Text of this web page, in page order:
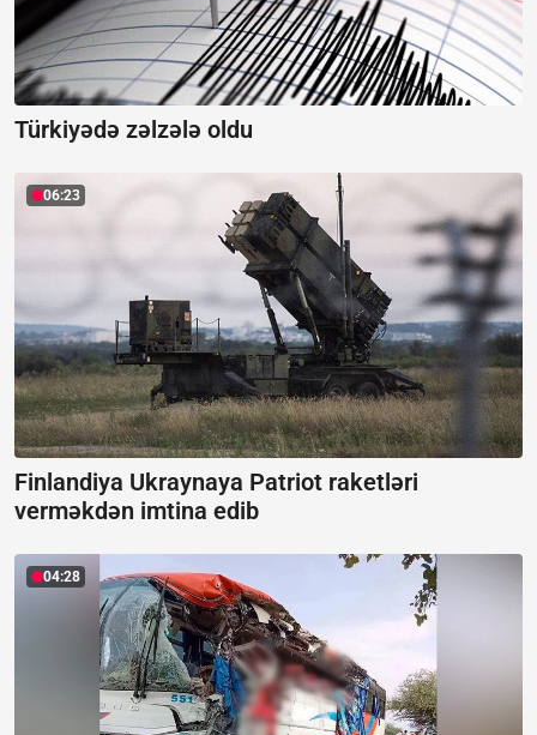
Türkiyədə zəlzələ oldu
06:23
Finlandiya Ukraynaya Patriot raketləri
verməkdən imtina edib
04:28